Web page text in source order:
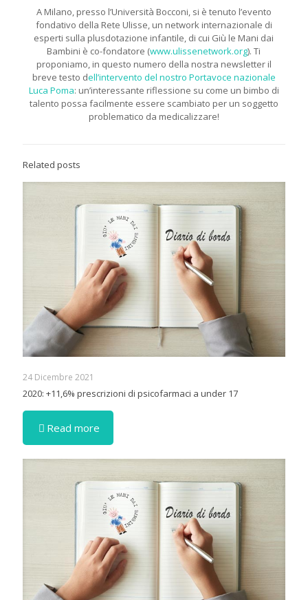
A Milano, presso l’Università Bocconi, si è tenuto l’evento
fondativo della Rete Ulisse, un network internazionale di
esperti sulla plusdotazione infantile, di cui Giù le Mani dai
Bambini è co-fondatore (www.ulissenetwork.org). Ti
proponiamo, in questo numero della nostra newsletter il
breve testo dell’intervento del nostro Portavoce nazionale
Luca Poma: un’interessante riflessione su come un bimbo di
talento possa facilmente essere scambiato per un soggetto
problematico da medicalizzare!
Related posts
24 Dicembre 2021
2020: +11,6% prescrizioni di psicofarmaci a under 17
Read more